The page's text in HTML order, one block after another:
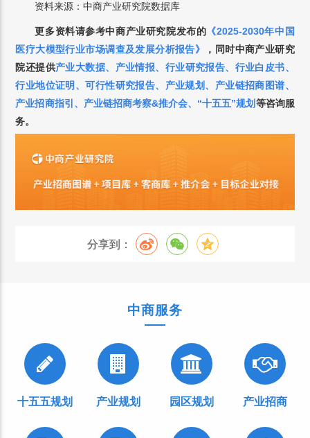
资料来源：中商产业研究院数据库
更多资料请参考中商产业研究院发布的 《2025-2030年中国
医疗大模型行业市场调查及发展分析报告》
， 同时中商产业研究
院还提供产业大数据、 产业情报、 行业研究报告、 行业白皮书、
行业地位证明 、可行性研究报告、 产业规划 、 产业链招商图谱、
产业招商指引 、 产业链招商考察&推介会、 “十五五”规划 等咨询服
务。
分享到：
中商服务
十五五规划 产业规划 园区规划 产业招商